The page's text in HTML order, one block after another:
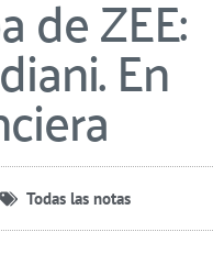
de ZEE:
En
Todas las notas